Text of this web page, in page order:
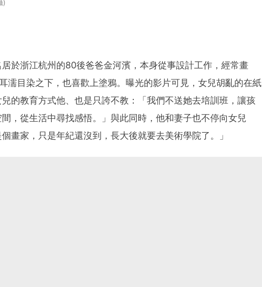
於浙江杭州的80後爸爸金河濱，本身從事設計工作，經常畫
濡目染之下，也喜歡上塗鴉。曝光的影片可見，女兒胡亂的在紙
的教育方式他、也是只誇不教：「我們不送她去培訓班，讓孩
，從生活中尋找感悟。」與此同時，他和妻子也不停向女兒
畫家，只是年紀還沒到，長大後就要去美術學院了。」